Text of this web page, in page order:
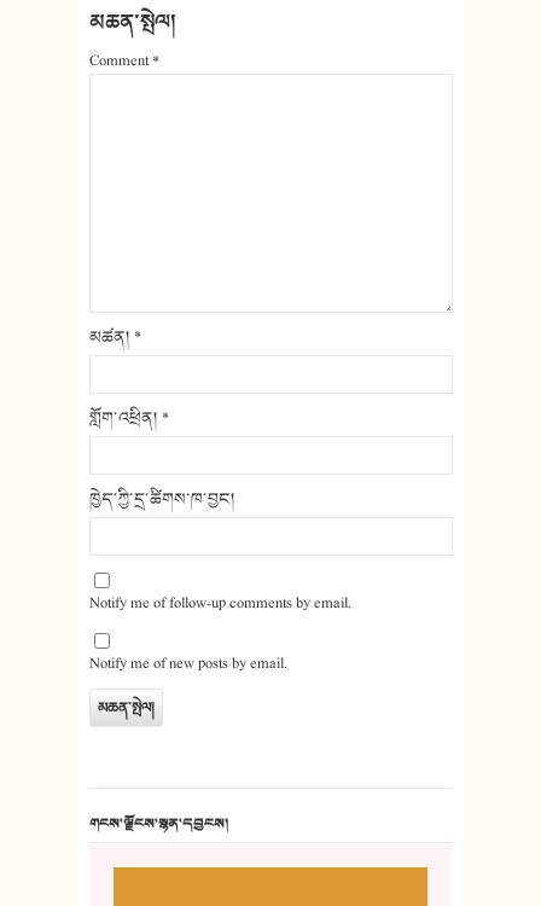
མཆན་སྤེལ།
Comment*
མཚན། *
གློག་འཕྲིན། *
ཁྱེད་ཀྱི་དྲ་ཚིགས་ཁ་བྱང།
Notify me of follow-up comments by email.
Notify me of new posts by email.
གངས་ལྗོངས་སྙན་དབྱངས།